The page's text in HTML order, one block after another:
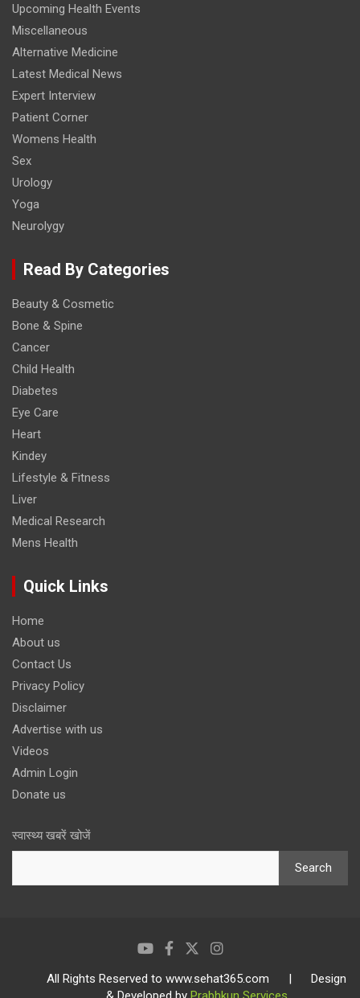
Upcoming Health Events
Miscellaneous
Alternative Medicine
Latest Medical News
Expert Interview
Patient Corner
Womens Health
Sex
Urology
Yoga
Neurolygy
Read By Categories
Beauty & Cosmetic
Bone & Spine
Cancer
Child Health
Diabetes
Eye Care
Heart
Kindey
Lifestyle & Fitness
Liver
Medical Research
Mens Health
Quick Links
Home
About us
Contact Us
Privacy Policy
Disclaimer
Advertise with us
Videos
Admin Login
Donate us
स्वास्थ्य खबरें खोजें
Search
All Rights Reserved to www.sehat365.com | Design